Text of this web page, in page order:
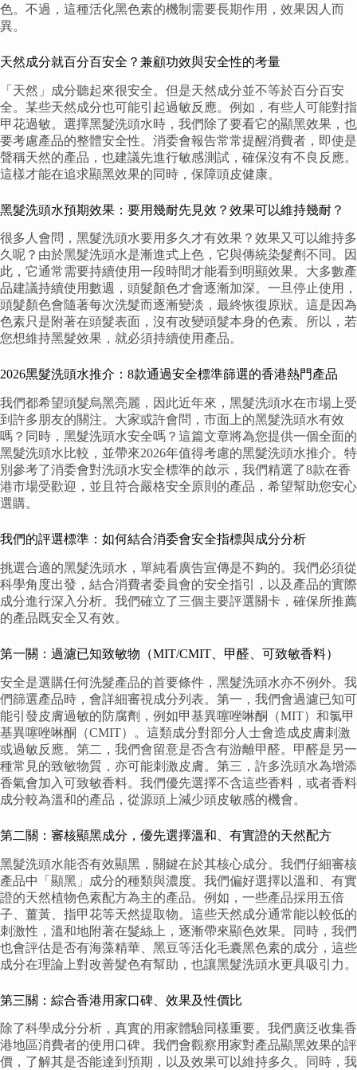
色。不過，這種活化黑色素的機制需要長期作用，效果因人而
異。
天然成分就百分百安全？兼顧功效與安全性的考量
「天然」成分聽起來很安全。但是天然成分並不等於百分百安
全。某些天然成分也可能引起過敏反應。例如，有些人可能對指
甲花過敏。選擇黑髮洗頭水時，我們除了要看它的顯黑效果，也
要考慮產品的整體安全性。消委會報告常常提醒消費者，即使是
聲稱天然的產品，也建議先進行敏感測試，確保沒有不良反應。
這樣才能在追求顯黑效果的同時，保障頭皮健康。
黑髮洗頭水預期效果：要用幾耐先見效？效果可以維持幾耐？
很多人會問，黑髮洗頭水要用多久才有效果？效果又可以維持多
久呢？由於黑髮洗頭水是漸進式上色，它與傳統染髮劑不同。因
此，它通常需要持續使用一段時間才能看到明顯效果。大多數產
品建議持續使用數週，頭髮顏色才會逐漸加深。一旦停止使用，
頭髮顏色會隨著每次洗髮而逐漸變淡，最終恢復原狀。這是因為
色素只是附著在頭髮表面，沒有改變頭髮本身的色素。所以，若
您想維持黑髮效果，就必須持續使用產品。
2026黑髮洗頭水推介：8款通過安全標準篩選的香港熱門產品
我們都希望頭髮烏黑亮麗，因此近年來，黑髮洗頭水在市場上受
到許多朋友的關注。大家或許會問，市面上的黑髮洗頭水有效
嗎？同時，黑髮洗頭水安全嗎？這篇文章將為您提供一個全面的
黑髮洗頭水比較，並帶來2026年值得考慮的黑髮洗頭水推介。特
別參考了消委會對洗頭水安全標準的啟示，我們精選了8款在香
港市場受歡迎，並且符合嚴格安全原則的產品，希望幫助您安心
選購。
我們的評選標準：如何結合消委會安全指標與成分分析
挑選合適的黑髮洗頭水，單純看廣告宣傳是不夠的。我們必須從
科學角度出發，結合消費者委員會的安全指引，以及產品的實際
成分進行深入分析。我們確立了三個主要評選關卡，確保所推薦
的產品既安全又有效。
第一關：過濾已知致敏物（MIT/CMIT、甲醛、可致敏香料）
安全是選購任何洗髮產品的首要條件，黑髮洗頭水亦不例外。我
們篩選產品時，會詳細審視成分列表。第一，我們會過濾已知可
能引發皮膚過敏的防腐劑，例如甲基異噻唑啉酮（MIT）和氯甲
基異噻唑啉酮（CMIT）。這類成分對部分人士會造成皮膚刺激
或過敏反應。第二，我們會留意是否含有游離甲醛。甲醛是另一
種常見的致敏物質，亦可能刺激皮膚。第三，許多洗頭水為增添
香氣會加入可致敏香料。我們優先選擇不含這些香料，或者香料
成分較為溫和的產品，從源頭上減少頭皮敏感的機會。
第二關：審核顯黑成分，優先選擇溫和、有實證的天然配方
黑髮洗頭水能否有效顯黑，關鍵在於其核心成分。我們仔細審核
產品中「顯黑」成分的種類與濃度。我們偏好選擇以溫和、有實
證的天然植物色素配方為主的產品。例如，一些產品採用五倍
子、薑黃、指甲花等天然提取物。這些天然成分通常能以較低的
刺激性，溫和地附著在髮絲上，逐漸帶來顯色效果。同時，我們
也會評估是否有海藻精華、黑豆等活化毛囊黑色素的成分，這些
成分在理論上對改善髮色有幫助，也讓黑髮洗頭水更具吸引力。
第三關：綜合香港用家口碑、效果及性價比
除了科學成分分析，真實的用家體驗同樣重要。我們廣泛收集香
港地區消費者的使用口碑。我們會觀察用家對產品顯黑效果的評
價，了解其是否能達到預期，以及效果可以維持多久。同時，我